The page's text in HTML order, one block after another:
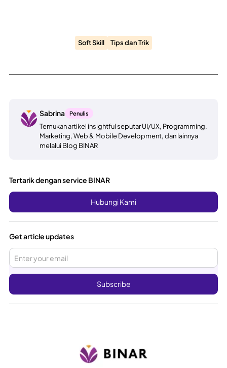
Soft Skill Tips dan Trik
Sabrina Penulis
Temukan artikel insightful seputar UI/UX, Programming,
Marketing, Web & Mobile Development, dan lainnya
melalui Blog BINAR
Tertarik dengan service BINAR
Hubungi Kami
Get article updates